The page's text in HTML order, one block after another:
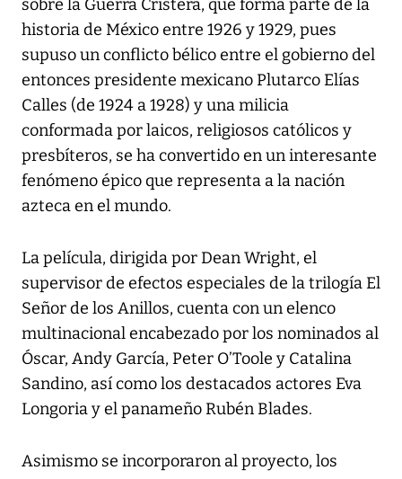
sobre la Guerra Cristera, que forma parte de la
historia de México entre 1926 y 1929, pues
supuso un conflicto bélico entre el gobierno del
entonces presidente mexicano Plutarco Elías
Calles (de 1924 a 1928) y una milicia
conformada por laicos, religiosos católicos y
presbíteros, se ha convertido en un interesante
fenómeno épico que representa a la nación
azteca en el mundo.
La película, dirigida por Dean Wright, el
supervisor de efectos especiales de la trilogía El
Señor de los Anillos, cuenta con un elenco
multinacional encabezado por los nominados al
Óscar, Andy García, Peter O’Toole y Catalina
Sandino, así como los destacados actores Eva
Longoria y el panameño Rubén Blades.
Asimismo se incorporaron al proyecto, los